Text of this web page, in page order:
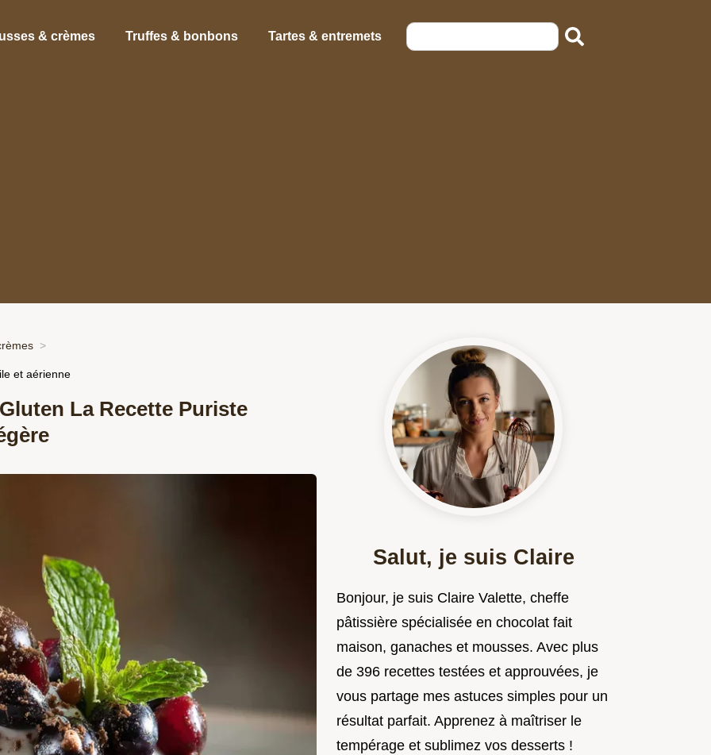
& crèmes Truffes & bonbons Tartes & entremets
et aérienne
La Recette Puriste
Salut, je suis Claire
Bonjour, je suis Claire Valette, cheffe
pâtissière spécialisée en chocolat fait
maison, ganaches et mousses. Avec plus
de 396 recettes testées et approuvées, je
vous partage mes astuces simples pour un
résultat parfait. Apprenez à maîtriser le
tempérage et sublimez vos desserts !